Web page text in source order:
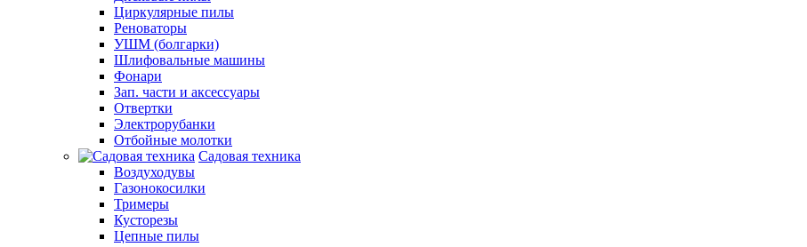
Циркулярные пилы
Реноваторы
УШМ (болгарки)
Шлифовальные машины
Фонари
Зап. части и аксессуары
Отвертки
Электрорубанки
Отбойные молотки
Садовая техника
Воздуходувы
Газонокосилки
Тримеры
Кусторезы
Цепные пилы